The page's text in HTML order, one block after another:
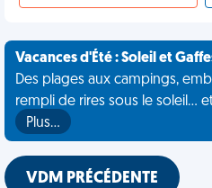
Vacances d'Été : Soleil et
Des plages aux campings,
rempli de rires sous le soleil...
Plus…
VDM PRÉCÉDENTE